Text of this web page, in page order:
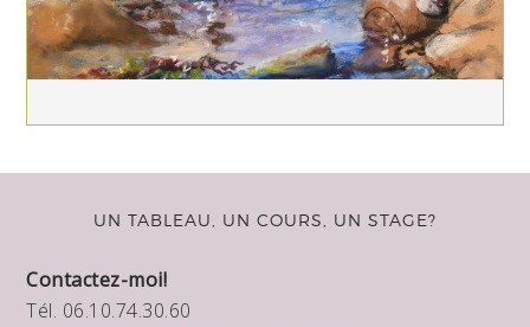
UN TABLEAU, UN COURS, UN STAGE?
Contactez-moi!
Tél. 06.10.74.30.60